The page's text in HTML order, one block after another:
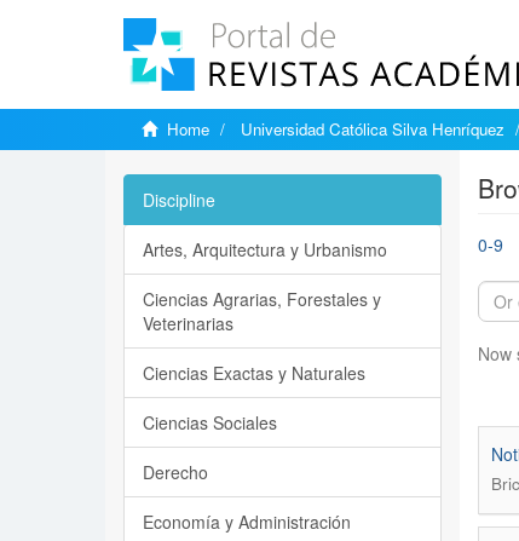
Home Universidad Católica Silva Henríquez
0-9
Now
Discipline
Artes, Arquitectura y Urbanismo
Ciencias Agrarias, Forestales y
Veterinarias
Ciencias Exactas y Naturales
Ciencias Sociales
Derecho
Economía y Administración